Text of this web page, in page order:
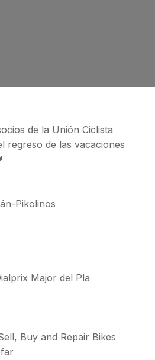
de la Unión Ciclista
regreso de las vacaciones
Pikolinos
Major del Pla
Buy and Repair Bikes